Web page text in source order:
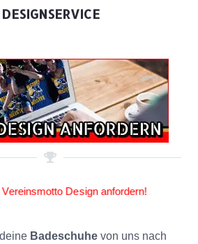
DESIGNSERVICE
Design anfordern!
Badeschuhevon uns nach